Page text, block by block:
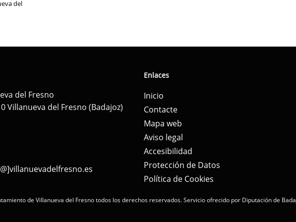
del
del Fresno
Villanueva del Fresno (Badajoz)
Enlaces
Inicio
Contacte
Mapa web
Aviso legal
Accesibilidad
Protección de Datos
Política de Cookies
de Villanueva del Fresno todos los derechos reservados.Servicio ofrecido por Diputación de